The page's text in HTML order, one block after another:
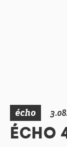
écho
ÉCHO